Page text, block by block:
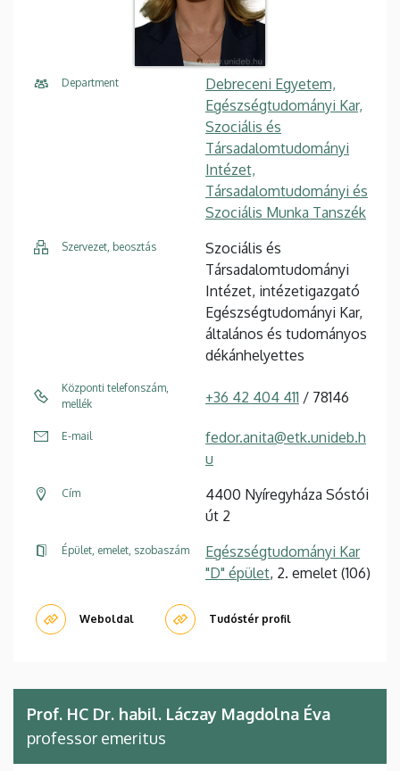
Department
Debreceni Egyetem,
Egészségtudományi Kar,
Szociális és
Társadalomtudományi
Intézet,
Társadalomtudományi és
Szociális Munka Tanszék
Szervezet, beosztás
Szociális és
Társadalomtudományi
Intézet, intézetigazgató
Egészségtudományi Kar,
általános és tudományos
dékánhelyettes
Központi telefonszám,
mellék
+36 42 404 411 / 78146
E-mail
fedor.anita@etk.unideb.h
u
Cím
4400 Nyíregyháza Sóstói
út 2
Épület, emelet, szobaszám
Egészségtudományi Kar
"D" épület, 2. emelet (106)
Weboldal Tudóstér profil
Prof. HC Dr. habil. Láczay Magdolna Éva
professor emeritus